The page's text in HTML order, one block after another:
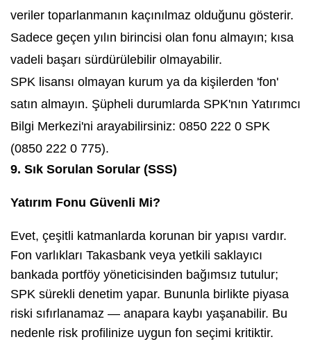
veriler toparlanmanın kaçınılmaz olduğunu gösterir.
Sadece geçen yılın birincisi olan fonu almayın; kısa
vadeli başarı sürdürülebilir olmayabilir.
SPK lisansı olmayan kurum ya da kişilerden 'fon'
satın almayın. Şüpheli durumlarda SPK'nın Yatırımcı
Bilgi Merkezi'ni arayabilirsiniz: 0850 222 0 SPK
(0850 222 0 775).
9. Sık Sorulan Sorular (SSS)
Yatırım Fonu Güvenli Mi?
Evet, çeşitli katmanlarda korunan bir yapısı vardır.
Fon varlıkları Takasbank veya yetkili saklayıcı
bankada portföy yöneticisinden bağımsız tutulur;
SPK sürekli denetim yapar. Bununla birlikte piyasa
riski sıfırlanamaz — anapara kaybı yaşanabilir. Bu
nedenle risk profilinize uygun fon seçimi kritiktir.